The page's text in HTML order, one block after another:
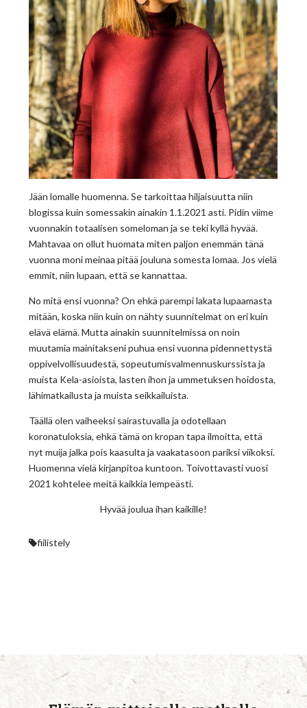
Jään lomalle huomenna. Se tarkoittaa hiljaisuutta niin
blogissa kuin somessakin ainakin 1.1.2021 asti. Pidin viime
vuonnakin totaalisen someloman ja se teki kyllä hyvää.
Mahtavaa on ollut huomata miten paljon enemmän tänä
vuonna moni meinaa pitää jouluna somesta lomaa. Jos vielä
emmit, niin lupaan, että se kannattaa.
No mitä ensi vuonna? On ehkä parempi lakata lupaamasta
mitään, koska niin kuin on nähty suunnitelmat on eri kuin
elävä elämä. Mutta ainakin suunnitelmissa on noin
muutamia mainitakseni puhua ensi vuonna pidennettystä
oppivelvollisuudestä, sopeutumisvalmennuskurssista ja
muista Kela-asioista, lasten ihon ja ummetuksen hoidosta,
lähimatkailusta ja muista seikkailuista.
Täällä olen vaiheeksi sairastuvalla ja odotellaan
koronatuloksia, ehkä tämä on kropan tapa ilmoitta, että
nyt muija jalka pois kaasulta ja vaakatasoon pariksi viikoksi.
Huomenna vielä kirjanpitoa kuntoon. Toivottavasti vuosi
2021 kohtelee meitä kaikkia lempeästi.
Hyvää joulua ihan kaikille!
fiilistely